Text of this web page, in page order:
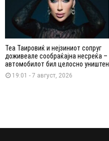
Теа Таировиќ и нејзиниот сопруг
доживеале сообраќајна несреќа –
автомобилот бил целосно уништен
19:01 - 7 август, 2026